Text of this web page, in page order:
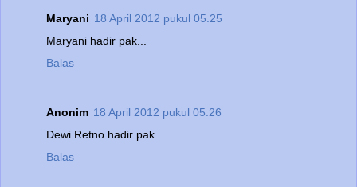
Maryani 18 April 2012 pukul 05.25
Maryani hadir pak...
Balas
Anonim 18 April 2012 pukul 05.26
Dewi Retno hadir pak
Balas